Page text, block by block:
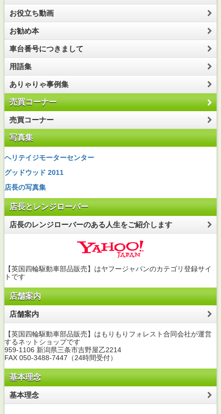
お役立ち動画
お勧め本
車台番号につきまして
用語集
ありゃりゃ事例集
売買コーナー
売買コーナー
写真集
ヘリテイジモーターセンター
グッドウッド 2011
店長の写真集
店長とレンジローバー
店長のレンジローバーのある人生をご紹介します
【英国四輪駆動車部品販売】はヤフージャパンのカテゴリ登録サイ
トです
店舗案内
店舗案内
【英国四輪駆動車部品販売】はもりもりフォレスト合同会社が運営
するネットショップです
959-1106 新潟県三条市吉野屋乙2214
FAX 050-3488-7447（24時間受付）
基本理念
基本理念